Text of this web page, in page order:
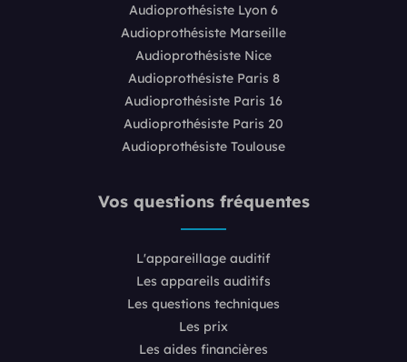
Audioprothésiste Lyon 6
Audioprothésiste Marseille
Audioprothésiste Nice
Audioprothésiste Paris 8
Audioprothésiste Paris 16
Audioprothésiste Paris 20
Audioprothésiste Toulouse
Vos questions fréquentes
L'appareillage auditif
Les appareils auditifs
Les questions techniques
Les prix
Les aides financières